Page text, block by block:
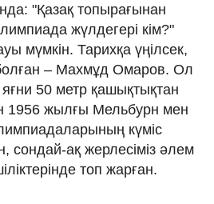
"Қазақ топырағынан
жүлдегері кім?"
мүмкін. Тарихқа үңілсек,
– Махмұд Омаров. Ол
50 метр қашықтықтан
1956 жылғы Мельбурн мен
күміс
сондай-ақ жерлесіміз әлем
топ жарған.